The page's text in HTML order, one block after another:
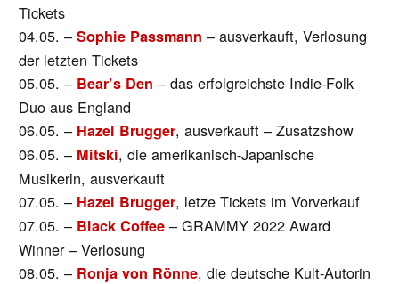
Tickets
04.05. –Sophie Passmann – ausverkauft, Verlosung
der letzten Tickets
05.05. – Bear’s Den – das erfolgreichste Indie-Folk
Duo aus England
06.05. – Hazel Brugger, ausverkauft – Zusatzshow
06.05. – Mitski, die amerikanisch-Japanische
Musikerin, ausverkauft
07.05. – Hazel Brugger, letze Tickets im Vorverkauf
07.05. – Black Coffee – GRAMMY 2022 Award
Winner – Verlosung
08.05. – Ronja von Rönne, die deutsche Kult-Autorin